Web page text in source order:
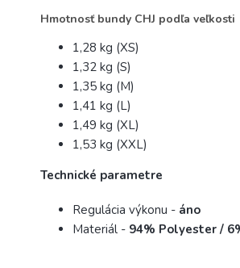
Hmotnosť bundy CHJ podľa veľkosti
1,28 kg (XS)
1,32 kg (S)
1,35 kg (M)
1,41 kg (L)
1,49 kg (XL)
1,53 kg (XXL)
Technické parametre
Regulácia výkonu - áno
Materiál - 94% Polyester /